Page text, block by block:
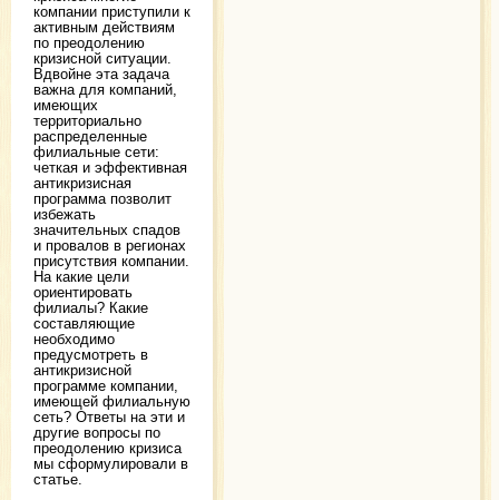
компании приступили к
активным действиям
по преодолению
кризисной ситуации.
Вдвойне эта задача
важна для компаний,
имеющих
территориально
распределенные
филиальные сети:
четкая и эффективная
антикризисная
программа позволит
избежать
значительных спадов
и провалов в регионах
присутствия компании.
На какие цели
ориентировать
филиалы? Какие
составляющие
необходимо
предусмотреть в
антикризисной
программе компании,
имеющей филиальную
сеть? Ответы на эти и
другие вопросы по
преодолению кризиса
мы сформулировали в
статье.